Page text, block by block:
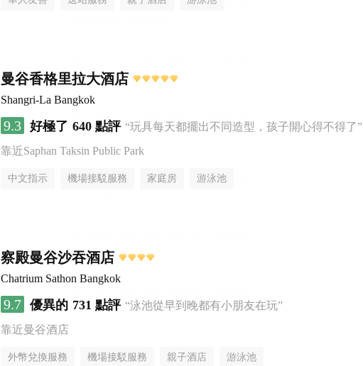
曼谷香格里拉大酒店
Shangri-La Bangkok
9.3 好極了 640 點評 “玩具每天都擺出不同造型，孩子開心得不得了”
靠近Saphan Taksin Public Park
中文指示 機場接駁服務 家庭房 游泳池
察殿曼谷沙吞酒店
Chatrium Sathon Bangkok
9.7 優異的 731 點評 “泳池從早到晚都有小朋友在玩”
靠近曼谷酒店
外幣兌換服務 機場接駁服務 親子酒店 游泳池